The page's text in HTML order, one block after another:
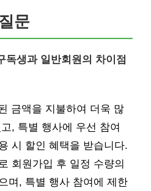
문
독생과 일반회원의 차이점
금액을 지불하여 더욱 많
, 특별 행사에 우선 참여
시 할인 혜택을 받습니다.
회원가입 후 일정 수량의
며, 특별 행사 참여에 제한